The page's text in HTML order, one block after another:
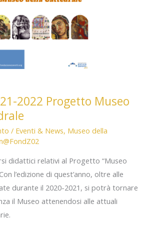
2022 Progetto Museo
/ Eventi & News, Museo della
didattici relativi al Progetto “Museo
l’edizione di quest’anno, oltre alle
durante il 2020-2021, si potrà tornare
il Museo attenendosi alle attuali